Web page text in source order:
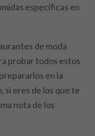
específicas en
de moda
probar todos estos
en la
si eres de los que te
nota de los